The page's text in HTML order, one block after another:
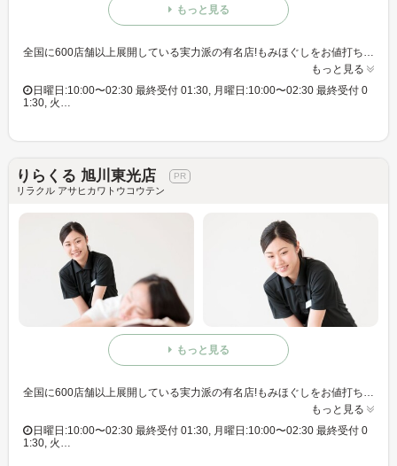
もっと見る
もっと見る
日曜日:10:00〜02:30 最終受付 01:30, 月曜日:10:00〜02:30 最終受付 0
1:30, 火…
りらくる 旭川東光店
リラクル アサヒカワトウコウテン
もっと見る
全国に600店舗以上展開している実力派の有名店!もみほぐしをお値打ち価格で☆60分3,980円(りらくるアプリ会員価格3,600円)
もっと見る
日曜日:10:00〜02:30 最終受付 01:30, 月曜日:10:00〜02:30 最終受付 0
1:30, 火…